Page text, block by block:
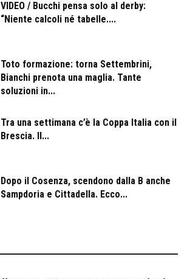
VIDEO / Bucchi pensa solo al derby:
“Niente calcoli né tabelle....
Toto formazione: torna Settembrini,
Bianchi prenota una maglia. Tante
soluzioni in...
Tra una settimana c’è la Coppa Italia con il
Brescia. Il...
Dopo il Cosenza, scendono dalla B anche
Sampdoria e Cittadella. Ecco...